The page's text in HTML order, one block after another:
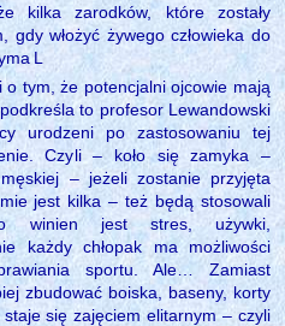
kilka zarodków, które zostały
gdy włożyć żywego człowieka do
L
o tym, że potencjalni ojcowie mają
to profesor Lewandowski
urodzeni po zastosowaniu tej
Czyli – koło się zamyka –
męskiej – jeżeli zostanie przyjęta
jest kilka – też będą stosowali
winien jest stres, używki,
każdy chłopak ma możliwości
sportu. Ale… Zamiast
zbudować boiska, baseny, korty
się zajęciem elitarnym – czyli